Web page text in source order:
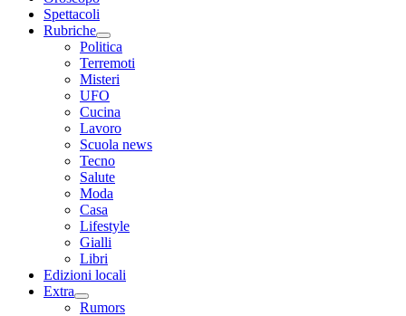
Spettacoli
Rubriche
Politica
Terremoti
Misteri
UFO
Cucina
Lavoro
Scuola news
Tecno
Salute
Moda
Casa
Lifestyle
Gialli
Libri
Edizioni locali
Extra
Rumors